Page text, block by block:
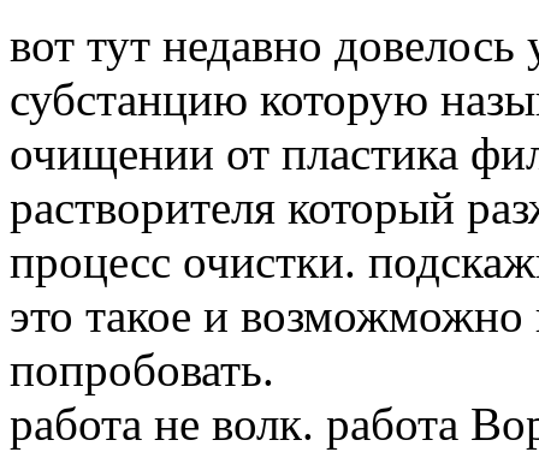
вот тут недавно
субстанцию которую
очищении от пластика
растворителя который
процесс очистки.
это такое и возможможно
попробовать.
работа не волк. работа